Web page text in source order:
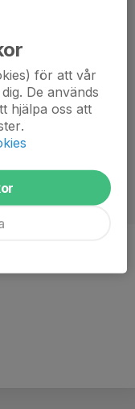
för att vår
De används
hjälpa oss att